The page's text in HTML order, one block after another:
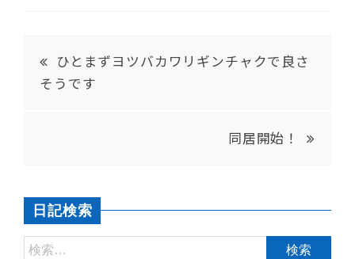
ひとまずヨツバカワリギンチャクで良さ
そうです
同居開始！
日記検索